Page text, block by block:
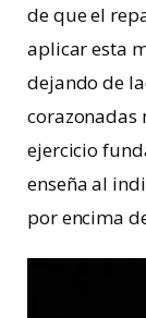
de que el
aplicar esta
dejando de
corazonadas
ejercicio
enseña al
por encima